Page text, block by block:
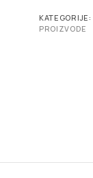
KATEGORIJE:
PROIZVODE